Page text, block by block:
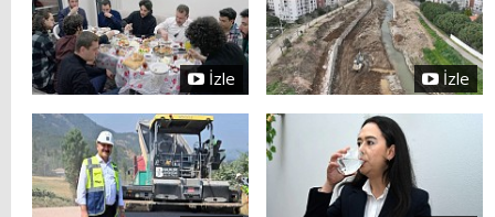
İzle İzle